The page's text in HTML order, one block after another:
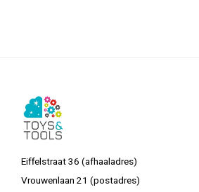
Eiffelstraat 36 (afhaaladres)
Vrouwenlaan 21 (postadres)